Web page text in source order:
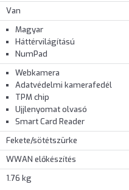
Van
Magyar
Háttérvilágítású
NumPad
Webkamera
Adatvédelmi kamerafedél
TPM chip
Ujjlenyomat olvasó
Smart Card Reader
Fekete/sötétszürke
WWAN előkészítés
1.76 kg